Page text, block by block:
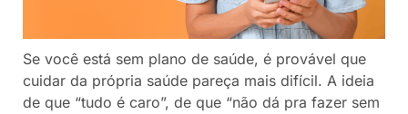
Se você está sem plano de saúde, é provável que
cuidar da própria saúde pareça mais difícil. A ideia
de que “tudo é caro”, de que “não dá pra fazer sem